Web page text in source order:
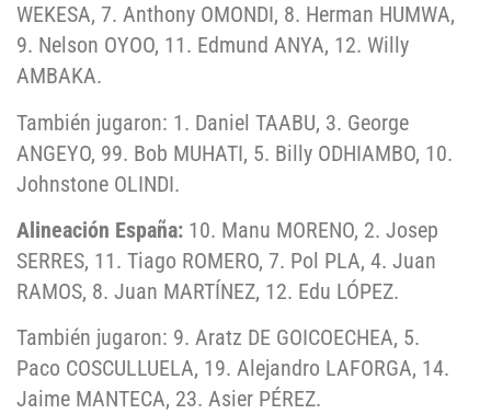
WEKESA, 7. Anthony OMONDI, 8. Herman HUMWA,
9. Nelson OYOO, 11. Edmund ANYA, 12. Willy
AMBAKA.
También jugaron: 1. Daniel TAABU, 3. George
ANGEYO, 99. Bob MUHATI, 5. Billy ODHIAMBO, 10.
Johnstone OLINDI.
Alineación España: 10. Manu MORENO, 2. Josep
SERRES, 11. Tiago ROMERO, 7. Pol PLA, 4. Juan
RAMOS, 8. Juan MARTÍNEZ, 12. Edu LÓPEZ.
También jugaron: 9. Aratz DE GOICOECHEA, 5.
Paco COSCULLUELA, 19. Alejandro LAFORGA, 14.
Jaime MANTECA, 23. Asier PÉREZ.